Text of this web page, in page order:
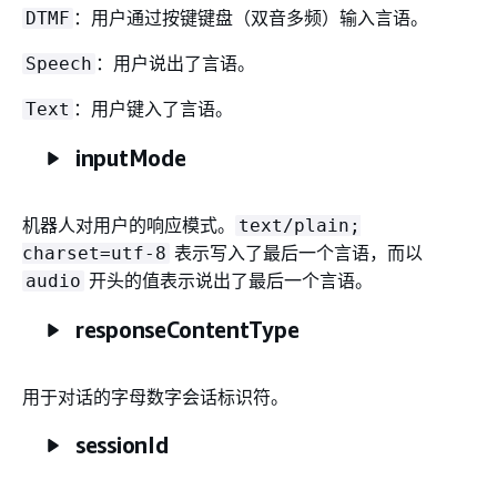
DTMF ：用户通过按键键盘（双音多频）输入言语。
Speech ：用户说出了言语。
Text ：用户键入了言语。
inputMode
机器人对用户的响应模式。
text/plain;
charset=utf-8 表示写入了最后一个言语，而以
audio 开头的值表示说出了最后一个言语。
responseContentType
用于对话的字母数字会话标识符。
sessionId